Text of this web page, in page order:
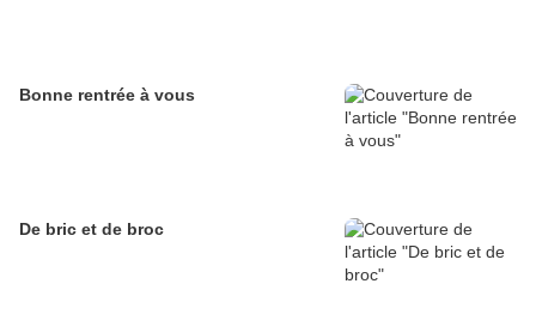
Bonne rentrée à vous
De bric et de broc